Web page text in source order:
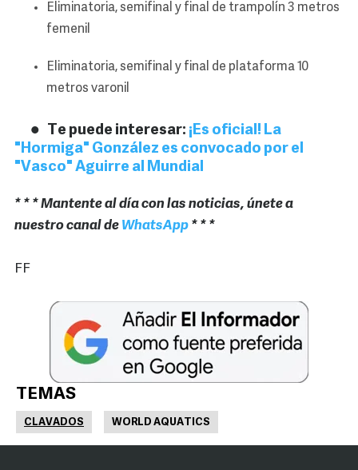
Eliminatoria, semifinal y final de trampolín 3 metros
femenil
Eliminatoria, semifinal y final de plataforma 10
metros varonil
Te puede interesar: ¡Es oficial! La
"Hormiga" González es convocado por el
"Vasco" Aguirre al Mundial
* * * Mantente al día con las noticias, únete a
nuestro canal de WhatsApp * * *
FF
TEMAS
CLAVADOS WORLD AQUATICS